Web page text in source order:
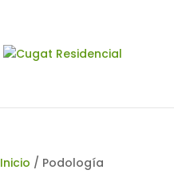
Inicio / Podología